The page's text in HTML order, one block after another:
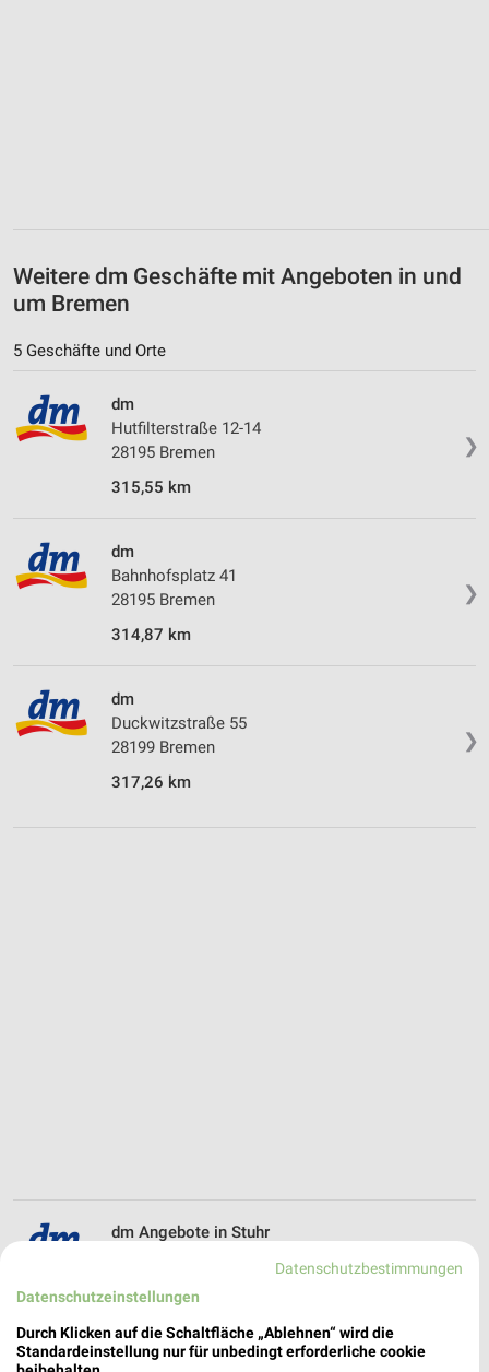
Weitere dm Geschäfte mit Angeboten in und
um Bremen
5 Geschäfte und Orte
❯
dm
Hutfilterstraße 12-14
28195 Bremen
315,55 km
❯
dm
Bahnhofsplatz 41
28195 Bremen
314,87 km
❯
dm
Duckwitzstraße 55
28199 Bremen
317,26 km
dm Angebote in Stuhr
Datenschutzbestimmungen
Datenschutzeinstellungen
Durch Klicken auf die Schaltfläche „Ablehnen“ wird die
Standardeinstellung nur für unbedingt erforderliche cookie